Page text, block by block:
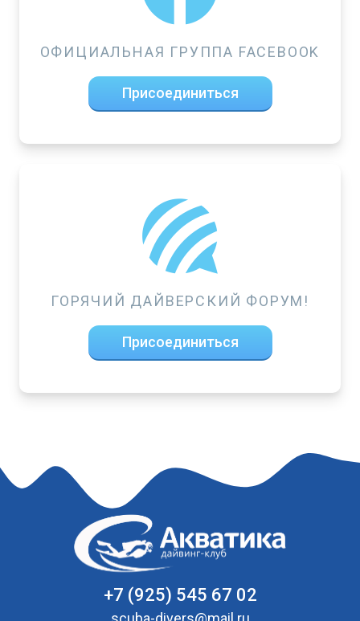
ОФИЦИАЛЬНАЯ ГРУППА FACEBOOK
Присоединиться
ГОРЯЧИЙ ДАЙВЕРСКИЙ ФОРУМ!
Присоединиться
+7 (925) 545 67 02